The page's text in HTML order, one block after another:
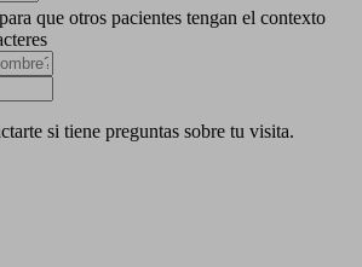
que otros pacientes tengan el contexto
si tiene preguntas sobre tu visita.